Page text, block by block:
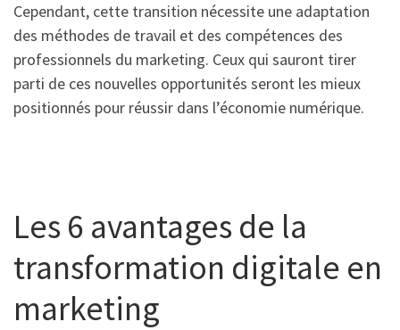
Cependant, cette transition nécessite une adaptation
des méthodes de travail et des compétences des
professionnels du marketing. Ceux qui sauront tirer
parti de ces nouvelles opportunités seront les mieux
positionnés pour réussir dans l’économie numérique.
Les 6 avantages de la
transformation digitale en
marketing